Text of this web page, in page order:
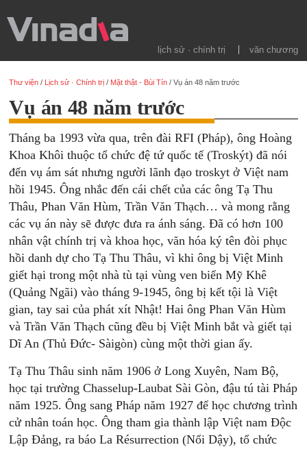
lịch sử · chính trị văn chương
Thư viện / Lịch sử · Chính trị / Mặt thật - Bùi Tín /Vụ án 48 năm trước
Vụ án 48 năm trước
Tháng ba 1993 vừa qua, trên đài RFI (Pháp), ông Hoàng
Khoa Khôi thuộc tổ chức đệ tứ quốc tế (Troskýt) đã nói
đến vụ ám sát nhưng người lãnh đạo troskyt ở Việt nam
hồi 1945. Ông nhắc đến cái chết của các ông Tạ Thu
Thâu, Phan Văn Hùm, Trần Văn Thạch… và mong rằng
các vụ án này sẽ được đưa ra ánh sáng. Đã có hơn 100
nhân vật chính trị và khoa học, văn hóa ký tên đòi phục
hồi danh dự cho Tạ Thu Thâu, vì khi ông bị Việt Minh
giết hại trong một nhà tù tại vùng ven biển Mỹ Khê
(Quảng Ngãi) vào tháng 9-1945, ông bị kết tội là Việt
gian, tay sai của phát xít Nhật! Hai ông Phan Văn Hùm
và Trần Văn Thạch cũng đều bị Việt Minh bắt và giết tại
Dĩ An (Thủ Đức- Sàigòn) cùng một thời gian ấy.
Tạ Thu Thâu sinh năm 1906 ở Long Xuyên, Nam Bộ,
học tại trường Chasselup-Laubat Sài Gòn, đậu tú tài Pháp
năm 1925. Ông sang Pháp năm 1927 để học chương trình
cử nhân toán học. Ông tham gia thành lập Việt nam Độc
Lập Đảng, ra báo La Résurrection (Nổi Dậy), tổ chức